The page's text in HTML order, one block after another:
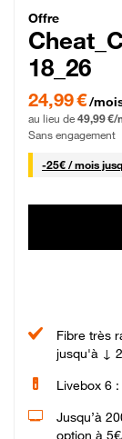
Offre
18_26
24,99 € par mois
24,99 €/
au lieu de 49,99 €/
Sans engagement
-25€ / mois25
Fibre très
jusqu'à ↓
Livebox 6 :
Jusqu’à
option à